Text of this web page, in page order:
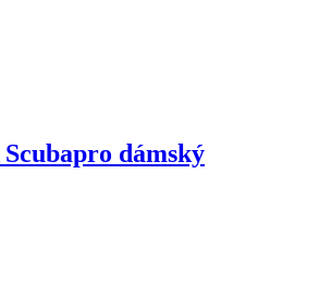
dámský